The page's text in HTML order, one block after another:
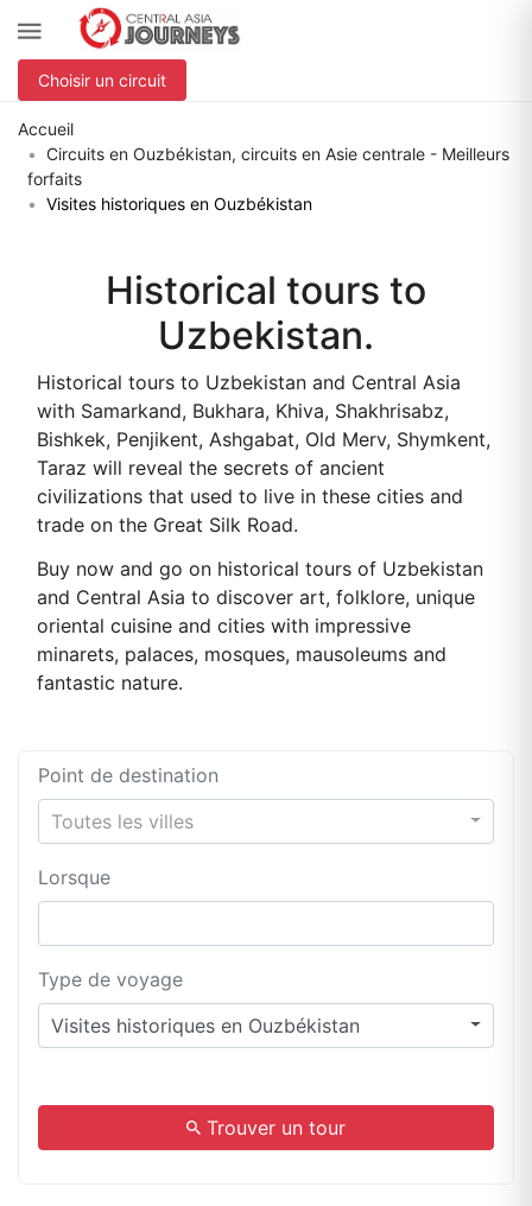
Choisir un circuit
Accueil
Circuits en Ouzbékistan, circuits en Asie centrale - Meilleurs
forfaits
Visites historiques en Ouzbékistan
Historical tours to
Uzbekistan.
Historical tours to Uzbekistan and Central Asia
with Samarkand, Bukhara, Khiva, Shakhrisabz,
Bishkek, Penjikent, Ashgabat, Old Merv, Shymkent,
Taraz will reveal the secrets of ancient
civilizations that used to live in these cities and
trade on the Great Silk Road.
Buy now and go on historical tours of Uzbekistan
and Central Asia to discover art, folklore, unique
oriental cuisine and cities with impressive
minarets, palaces, mosques, mausoleums and
fantastic nature.
Point de destination
Toutes les villes
Lorsque
Type de voyage
Visites historiques en Ouzbékistan
Trouver un tour